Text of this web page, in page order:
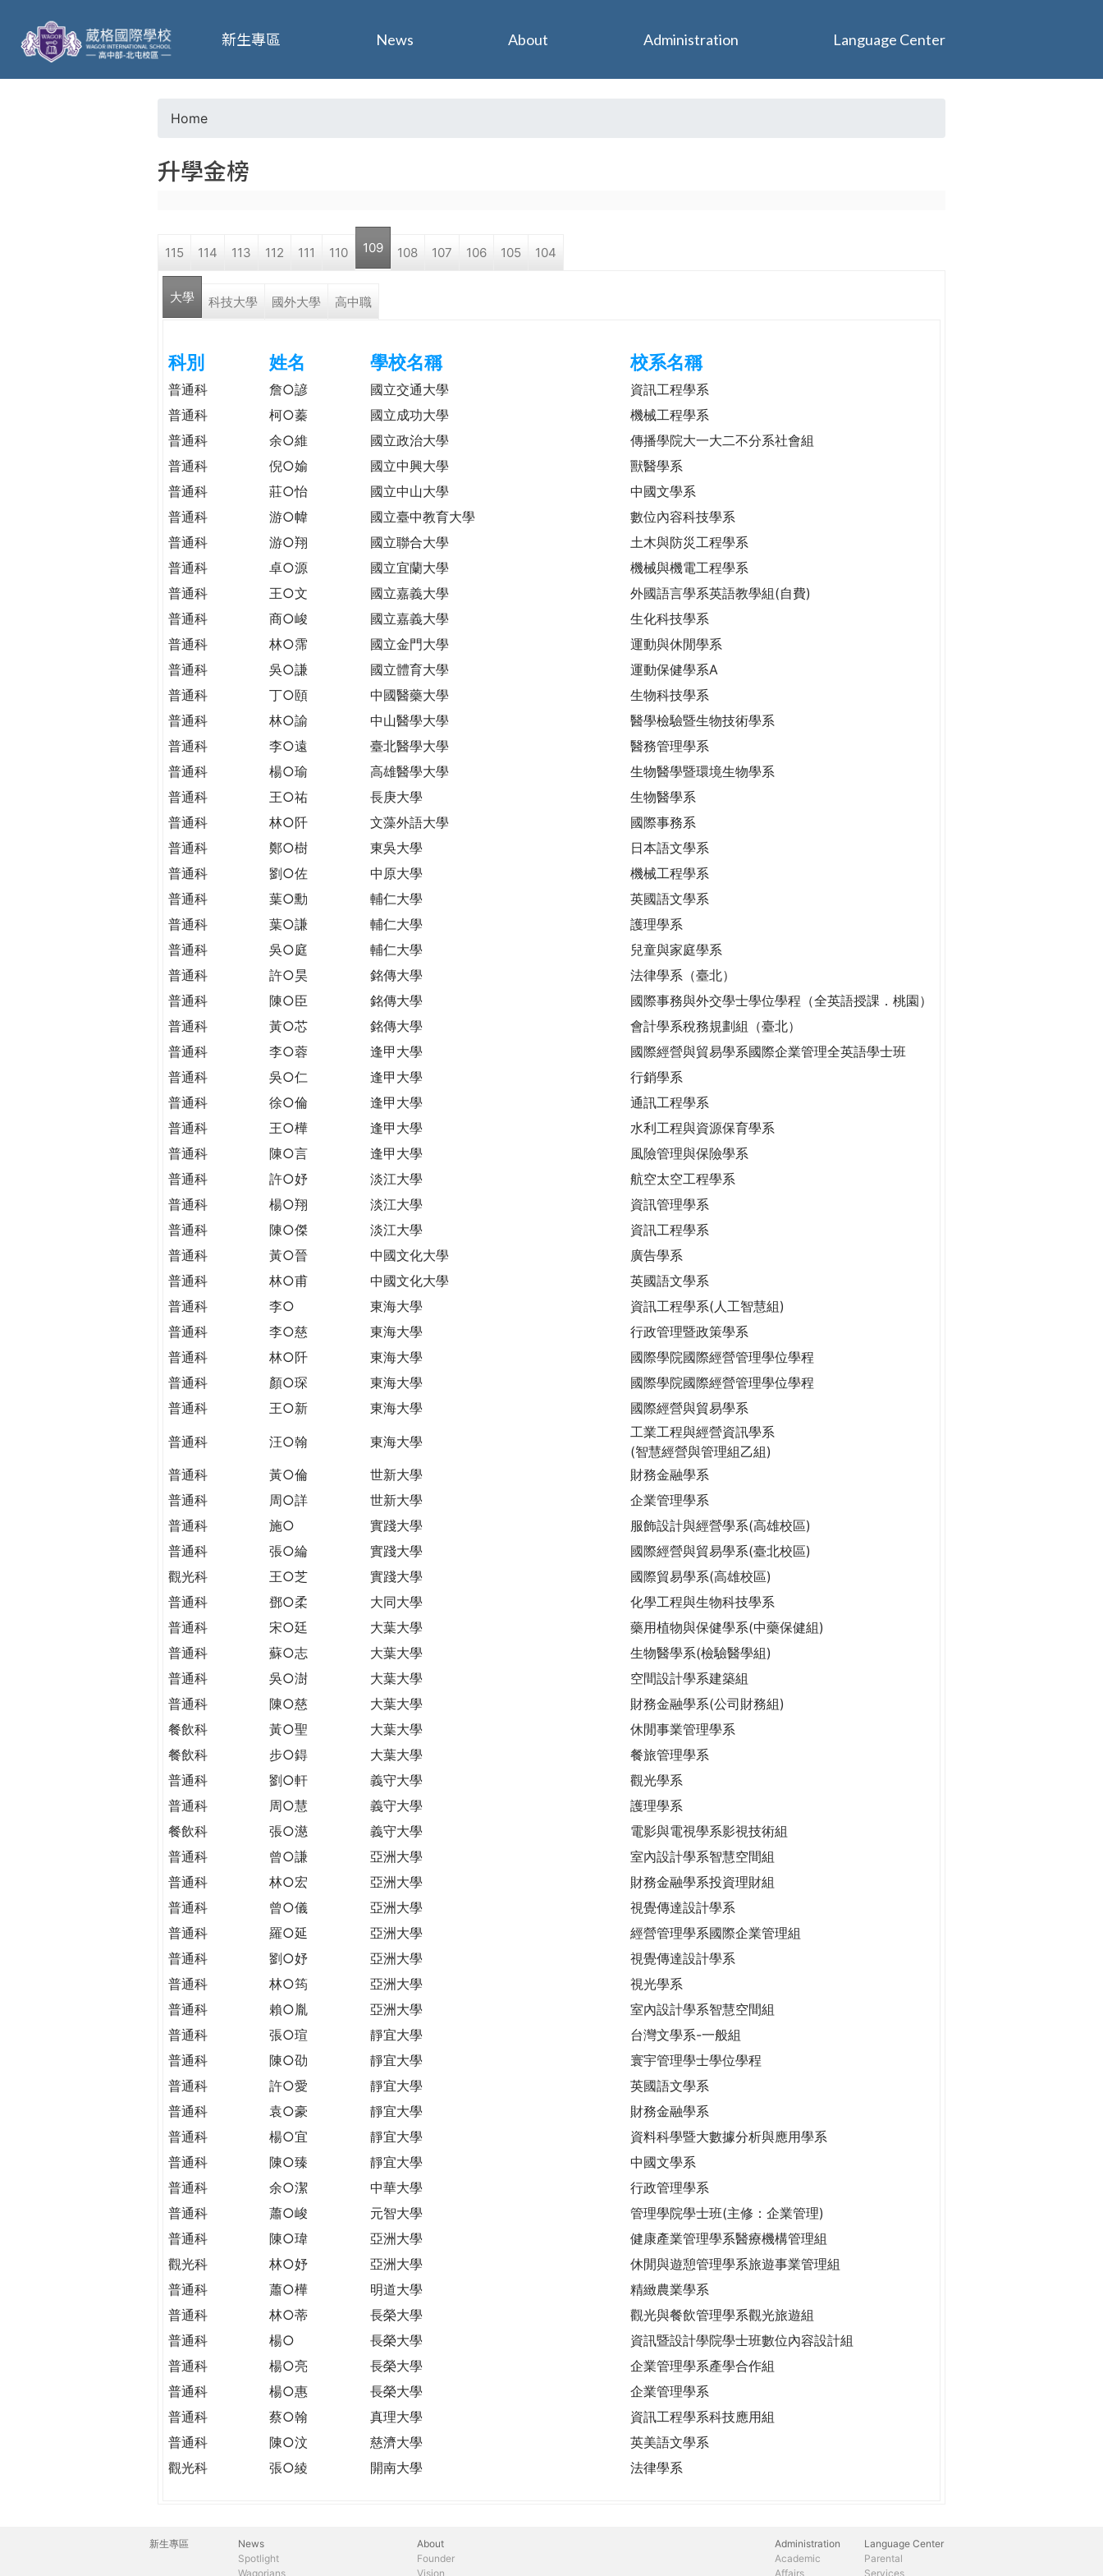
葳
格
o
a
r
h
e
r
e
Home
升學金榜
115 114 113 112 111 110 109 108 107 106 105 104
大學 科技大學 國外大學 高中職
科別 姓名 學校名稱 校系名稱
普通科 詹○諺 國立交通大學
資訊工程學系
普通科
柯○蓁 國立成功大學
機械工程學系
普通科
余○維 國立政治大學
傳播學院大一大二不分系社會組
普通科
倪○媮 國立中興大學
獸醫學系
普通科
莊○怡 國立中山大學
中國文學系
普通科
游○幃 國立臺中教育大學
數位內容科技學系
普通科
游○翔 國立聯合大學
土木與防災工程學系
普通科
卓○源 國立宜蘭大學
機械與機電工程學系
普通科
王○文 國立嘉義大學
外國語言學系英語教學組(自費)
普通科
商○峻 國立嘉義大學
生化科技學系
普通科
林○霈 國立金門大學
運動與休閒學系
普通科
吳○謙 國立體育大學
運動保健學系A
普通科
丁○頤 中國醫藥大學
生物科技學系
普通科
林○諭 中山醫學大學
醫學檢驗暨生物技術學系
普通科
李○遠 臺北醫學大學
醫務管理學系
普通科
楊○瑜 高雄醫學大學
生物醫學暨環境生物學系
普通科
王○祐 長庚大學
生物醫學系
普通科
林○阡 文藻外語大學
國際事務系
普通科
鄭○樹 東吳大學
日本語文學系
普通科
劉○佐 中原大學
機械工程學系
普通科
葉○勳 輔仁大學
英國語文學系
普通科
葉○謙 輔仁大學
護理學系
普通科
吳○庭 輔仁大學
兒童與家庭學系
普通科
許○昊 銘傳大學
法律學系（臺北）
普通科
陳○臣 銘傳大學
國際事務與外交學士學位學程（全英語授課．桃園）
普通科
黃○芯 銘傳大學
會計學系稅務規劃組（臺北）
普通科
李○蓉 逢甲大學
國際經營與貿易學系國際企業管理全英語學士班
普通科
吳○仁 逢甲大學
行銷學系
普通科
徐○倫 逢甲大學
通訊工程學系
普通科
王○樺 逢甲大學
水利工程與資源保育學系
普通科
陳○言 逢甲大學
風險管理與保險學系
普通科
許○妤 淡江大學
航空太空工程學系
普通科
楊○翔 淡江大學
資訊管理學系
普通科
陳○傑 淡江大學
資訊工程學系
普通科
黃○晉 中國文化大學
廣告學系
普通科
林○甫 中國文化大學
英國語文學系
普通科
李○ 東海大學
資訊工程學系(人工智慧組)
普通科
李○慈 東海大學
行政管理暨政策學系
普通科
林○阡 東海大學
國際學院國際經營管理學位學程
普通科
顏○琛 東海大學
國際學院國際經營管理學位學程
普通科
王○新 東海大學 國際經營與貿易學系
普通科 汪○翰 東海大學
工業工程與經營資訊學系
(智慧經營與管理組乙組)
普通科
黃○倫 世新大學
財務金融學系
普通科
周○詳 世新大學
企業管理學系
普通科
施○ 實踐大學
服飾設計與經營學系(高雄校區)
普通科
張○綸 實踐大學
國際經營與貿易學系(臺北校區)
觀光科
王○芝 實踐大學
國際貿易學系(高雄校區)
普通科
鄧○柔 大同大學
化學工程與生物科技學系
普通科
宋○廷 大葉大學
藥用植物與保健學系(中藥保健組)
普通科
蘇○志 大葉大學
生物醫學系(檢驗醫學組)
普通科
吳○澍 大葉大學
空間設計學系建築組
普通科
陳○慈 大葉大學
財務金融學系(公司財務組)
餐飲科
黃○聖 大葉大學
休閒事業管理學系
餐飲科
步○鍀 大葉大學
餐旅管理學系
普通科
劉○軒 義守大學
觀光學系
普通科
周○慧 義守大學
護理學系
餐飲科
張○濨 義守大學
電影與電視學系影視技術組
普通科
曾○謙 亞洲大學
室內設計學系智慧空間組
普通科
林○宏 亞洲大學
財務金融學系投資理財組
普通科
曾○儀 亞洲大學
視覺傳達設計學系
普通科
羅○延 亞洲大學
經營管理學系國際企業管理組
普通科
劉○妤 亞洲大學
視覺傳達設計學系
普通科
林○筠 亞洲大學
視光學系
普通科
賴○胤 亞洲大學
室內設計學系智慧空間組
普通科
張○瑄 靜宜大學
台灣文學系-一般組
普通科
陳○劭 靜宜大學
寰宇管理學士學位學程
普通科
許○愛 靜宜大學
英國語文學系
普通科
袁○豪 靜宜大學
財務金融學系
普通科
楊○宜 靜宜大學
資料科學暨大數據分析與應用學系
普通科
陳○臻 靜宜大學
中國文學系
普通科
余○潔 中華大學
行政管理學系
普通科
蕭○峻 元智大學
管理學院學士班(主修：企業管理)
普通科
陳○瑋 亞洲大學
健康產業管理學系醫療機構管理組
觀光科
林○妤 亞洲大學
休閒與遊憩管理學系旅遊事業管理組
普通科
蕭○樺 明道大學
精緻農業學系
普通科
林○蒂 長榮大學
觀光與餐飲管理學系觀光旅遊組
普通科
楊○ 長榮大學
資訊暨設計學院學士班數位內容設計組
普通科
楊○亮 長榮大學
企業管理學系產學合作組
普通科
楊○惠 長榮大學
企業管理學系
普通科
蔡○翰 真理大學
資訊工程學系科技應用組
普通科
陳○汶 慈濟大學
英美語文學系
觀光科
張○綾 開南大學 法律學系
新生專區 News About Administration Language Center
主
新生專區
News
Spotlight
Wagorians
About
Founder
Vision
Administration
Academic
Affairs
Parental
Services
Language Center